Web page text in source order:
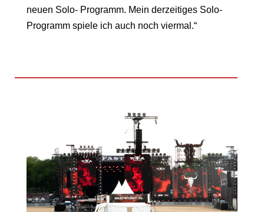
neuen Solo- Programm. Mein derzeitiges Solo-
Programm spiele ich auch noch viermal.“